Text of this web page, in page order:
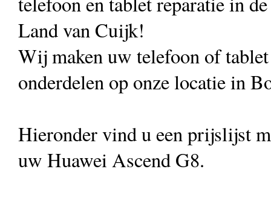
Land van Cuijk!
Wij maken uw telefoon of
onderdelen op onze locatie in
Hieronder vind u een prijslijst
uw Huawei Ascend G8.